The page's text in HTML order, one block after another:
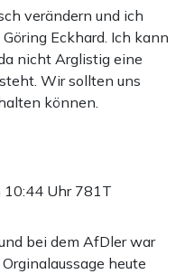
verändern und ich
Eckhard. Ich kann
nicht Arglistig eine
Wir sollten uns
können.
10:44 Uhr 781T
bei dem AfDler war
heute